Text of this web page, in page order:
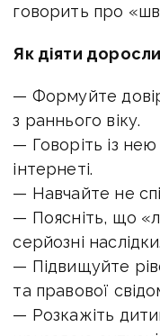
говорить про
Як діяти
— Формуйте
з раннього віку.
— Говоріть із
інтернеті.
— Навчайте не
— Поясніть, що
серйозні наслідки.
— Підвищуйте
та правової
— Розкажіть